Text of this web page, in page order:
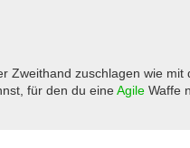
zuschlagen wie
für den du eine AgileWaffe